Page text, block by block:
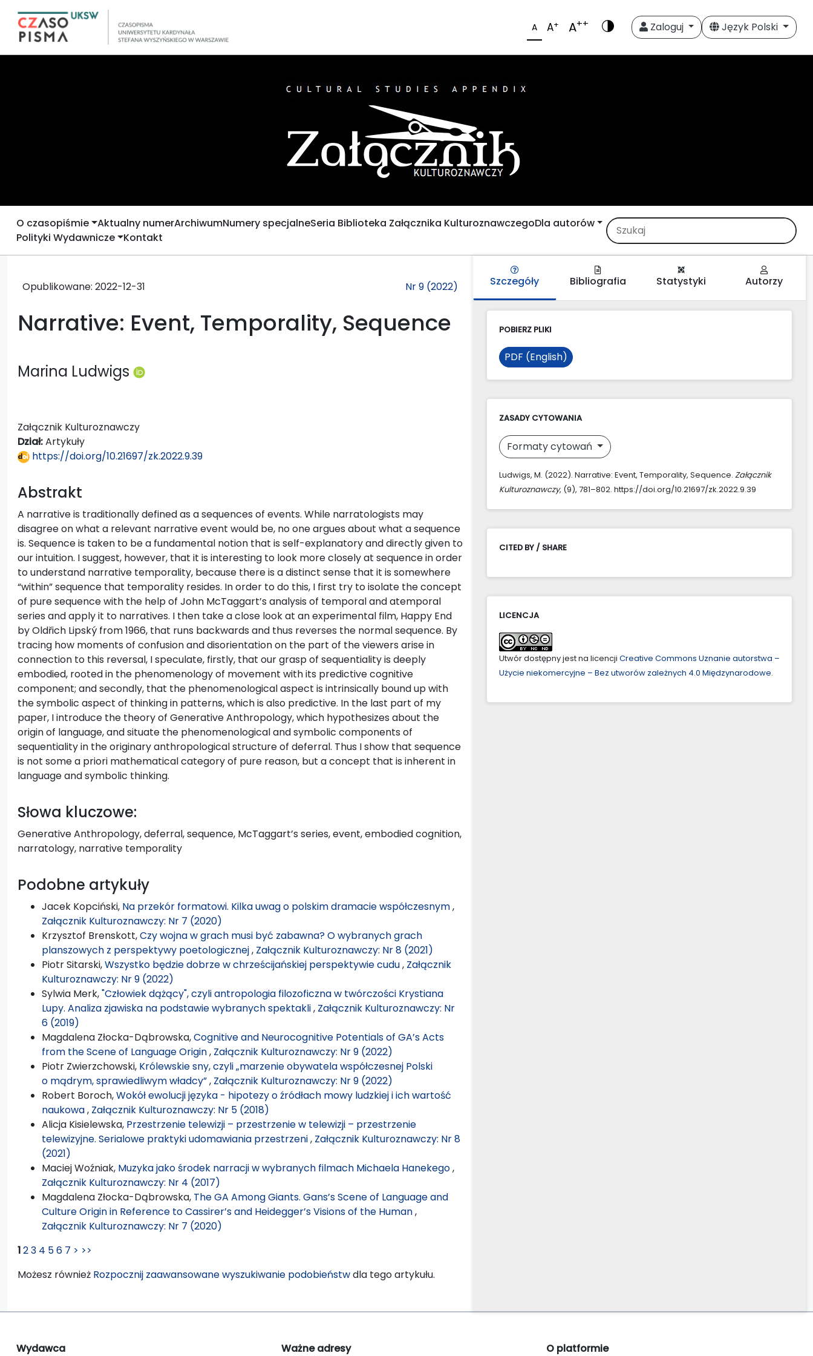
A A+ A++ Zaloguj Język Polski
O czasopiśmie Aktualny numerArchiwumNumery specjalneSeria Biblioteka Załącznika KulturoznawczegoDla autorów
Polityki Wydawnicze Kontakt
Opublikowane: 2022-12-31 Nr 9 (2022)
Narrative: Event, Temporality, Sequence
Marina Ludwigs
Załącznik Kulturoznawczy
Dział:Artykuły
https://doi.org/10.21697/zk.2022.9.39
Abstrakt
A narrative is traditionally defined as a sequences of events. While narratologists may
disagree on what a relevant narrative event would be, no one argues about what a sequence
is. Sequence is taken to be a fundamental notion that is self-explanatory and directly given to
our intuition. I suggest, however, that it is interesting to look more closely at sequence in order
to understand narrative temporality, because there is a distinct sense that it is somewhere
“within” sequence that temporality resides. In order to do this, I first try to isolate the concept
of pure sequence with the help of John McTaggart’s analysis of temporal and atemporal
series and apply it to narratives. I then take a close look at an experimental film, Happy End
by Oldřich Lipský from 1966, that runs backwards and thus reverses the normal sequence. By
tracing how moments of confusion and disorientation on the part of the viewers arise in
connection to this reversal, I speculate, firstly, that our grasp of sequentiality is deeply
embodied, rooted in the phenomenology of movement with its predictive cognitive
component; and secondly, that the phenomenological aspect is intrinsically bound up with
the symbolic aspect of thinking in patterns, which is also predictive. In the last part of my
paper, I introduce the theory of Generative Anthropology, which hypothesizes about the
origin of language, and situate the phenomenological and symbolic components of
sequentiality in the originary anthropological structure of deferral. Thus I show that sequence
is not some a priori mathematical category of pure reason, but a concept that is inherent in
language and symbolic thinking.
Słowa kluczowe:
Generative Anthropology, deferral, sequence, McTaggart’s series, event, embodied cognition,
narratology, narrative temporality
Podobne artykuły
Jacek Kopciński, Na przekór formatowi. Kilka uwag o polskim dramacie współczesnym,
Załącznik Kulturoznawczy: Nr 7 (2020)
Krzysztof Brenskott,Czy wojna w grach musi być zabawna? O wybranych grach
planszowych z perspektywy poetologicznej, Załącznik Kulturoznawczy: Nr 8 (2021)
Piotr Sitarski,Wszystko będzie dobrze w chrześcijańskiej perspektywie cudu, Załącznik
Kulturoznawczy: Nr 9 (2022)
Sylwia Merk,"Człowiek dążący", czyli antropologia filozoficzna w twórczości Krystiana
Lupy. Analiza zjawiska na podstawie wybranych spektakli, Załącznik Kulturoznawczy: Nr
6 (2019)
Magdalena Złocka-Dąbrowska,Cognitive and Neurocognitive Potentials of GA’s Acts
from the Scene of Language Origin, Załącznik Kulturoznawczy: Nr 9 (2022)
Piotr Zwierzchowski, Królewskie sny, czyli „marzenie obywatela współczesnej Polski
o mądrym, sprawiedliwym władcy”, Załącznik Kulturoznawczy: Nr 9 (2022)
Robert Boroch,Wokół ewolucji języka - hipotezy o źródłach mowy ludzkiej i ich wartość
naukowa, Załącznik Kulturoznawczy: Nr 5 (2018)
Alicja Kisielewska, Przestrzenie telewizji – przestrzenie w telewizji – przestrzenie
telewizyjne. Serialowe praktyki udomawiania przestrzeni, Załącznik Kulturoznawczy: Nr 8
(2021)
Maciej Woźniak, Muzyka jako środek narracji w wybranych filmach Michaela Hanekego,
Załącznik Kulturoznawczy: Nr 4 (2017)
Magdalena Złocka-Dąbrowska, The GA Among Giants. Gans’s Scene of Language and
Culture Origin in Reference to Cassirer’s and Heidegger’s Visions of the Human,
Załącznik Kulturoznawczy: Nr 7 (2020)
123 4 56 7 > >>
Możesz również Rozpocznij zaawansowane wyszukiwanie podobieństwdla tego artykułu.
Szczegóły Bibliografia Statystyki Autorzy
POBIERZ PLIKI
PDF (English)
ZASADY CYTOWANIA
Formaty cytowań
Ludwigs, M. (2022). Narrative: Event, Temporality, Sequence. Załącznik
Kulturoznawczy, (9), 781–802. https://doi.org/10.21697/zk.2022.9.39
CITED BY / SHARE
LICENCJA
Utwór dostępny jest na licencji Creative Commons Uznanie autorstwa –
Użycie niekomercyjne – Bez utworów zależnych 4.0 Międzynarodowe.
Wydawca Ważne adresy O platformie